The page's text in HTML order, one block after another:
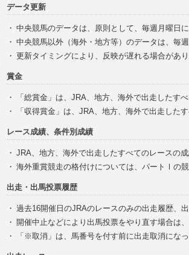
データ更新
・ 中央競馬のデータは、原則として、毎週月曜日
・ 中央競馬以外（海外・地方等）のデータは、毎
・ 更新タイミングにより、反映が遅れる場合があ
賞金
・
「総賞金」は、JRA、地方、海外で出走したす
・
「収得賞金」は、JRA、地方、海外で出走した
レース成績、条件別成績
・ JRA、地方、海外で出走したすべてのレースの
・ 海外重賞競走の格付けについては、パートⅠの
出走・出馬投票履歴
・ 過去16開催日のJRAのレースのみの出走履歴、
・ 開催中止などにより出馬投票をやり直す場合は
・
「※取消」は、馬番号を付す前に出走取消にな